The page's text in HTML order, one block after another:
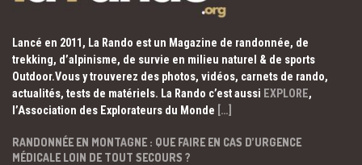
Lancé en 2011, La Rando est un Magazine de randonnée, de
trekking, d’alpinisme, de survie en milieu naturel & de sports
Outdoor.Vous y trouverez des photos, vidéos, carnets de rando,
actualités, tests de matériels. La Rando c’est aussi EXPLORE,
l’Association des Explorateurs du Monde […]
RANDONNÉE EN MONTAGNE : QUE FAIRE EN CAS D’URGENCE
MÉDICALE LOIN DE TOUT SECOURS ?